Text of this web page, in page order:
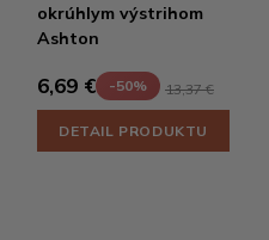
okrúhlym výstrihom
Ashton
6,69 € -50% 13,37 €
DETAIL PRODUKTU